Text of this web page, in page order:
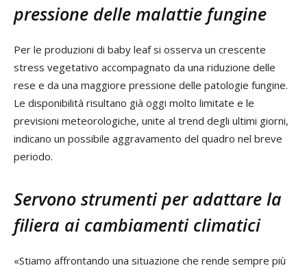
pressione delle malattie fungine
Per le produzioni di baby leaf si osserva un crescente
stress vegetativo accompagnato da una riduzione delle
rese e da una maggiore pressione delle patologie fungine.
Le disponibilità risultano già oggi molto limitate e le
previsioni meteorologiche, unite al trend degli ultimi giorni,
indicano un possibile aggravamento del quadro nel breve
periodo.
Servono strumenti per adattare la
filiera ai cambiamenti climatici
«Stiamo affrontando una situazione che rende sempre più